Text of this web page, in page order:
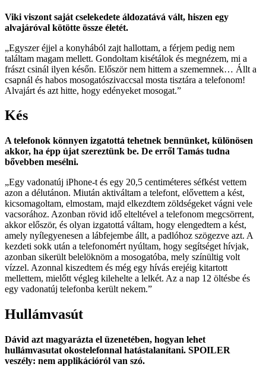
Viki viszont saját cselekedete áldozatává vált, hiszen egy
alvajáróval kötötte össze életét.
„Egyszer éjjel a konyhából zajt hallottam, a férjem pedig nem
találtam magam mellett. Gondoltam kisétálok és megnézem, mi a
frászt csinál ilyen későn. Először nem hittem a szememnek… Állt a
csapnál és habos mosogatószivaccsal mosta tisztára a telefonom!
Alvajárt és azt hitte, hogy edényeket mosogat.”
Kés
A telefonok könnyen izgatottá tehetnek bennünket, különösen
akkor, ha épp újat szereztünk be. De erről Tamás tudna
bővebben mesélni.
„Egy vadonatúj iPhone-t és egy 20,5 centiméteres séfkést vettem
azon a délutánon. Miután aktiváltam a telefont, elővettem a kést,
kicsomagoltam, elmostam, majd elkezdtem zöldségeket vágni vele
vacsorához. Azonban rövid idő elteltével a telefonom megcsörrent,
akkor először, és olyan izgatottá váltam, hogy elengedtem a kést,
amely nyílegyenesen a lábfejembe állt, a padlóhoz szögezve azt. A
kezdeti sokk után a telefonomért nyúltam, hogy segítséget hívjak,
azonban sikerült belelöknöm a mosogatóba, mely színültig volt
vízzel. Azonnal kiszedtem és még egy hívás erejéig kitartott
mellettem, mielőtt végleg kilehelte a lelkét. Az a nap 12 öltésbe és
egy vadonatúj telefonba került nekem.”
Hullámvasút
Dávid azt magyarázta el üzenetében, hogyan lehet
hullámvasutat okostelefonnal hatástalanítani. SPOILER
veszély: nem applikációról van szó.